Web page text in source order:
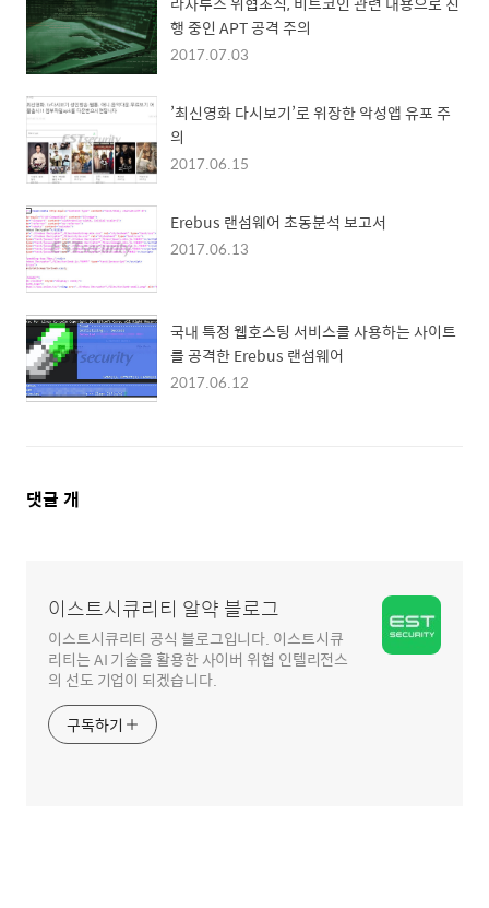
행 중인 APT 공격 주의
2017.07.03
’최신영화 다시보기’로 위장한 악성앱 유포 주
의
2017.06.15
Erebus 랜섬웨어 초동분석 보고서
2017.06.13
국내 특정 웹호스팅 서비스를 사용하는 사이트
를 공격한 Erebus 랜섬웨어
2017.06.12
댓
댓글 개
이스트시큐리티 알약 블로그
이스트시큐리티 공식 블로그입니다. 이스트시큐
리티는 AI 기술을 활용한 사이버 위협 인텔리전스
의 선도 기업이 되겠습니다.
구독하기